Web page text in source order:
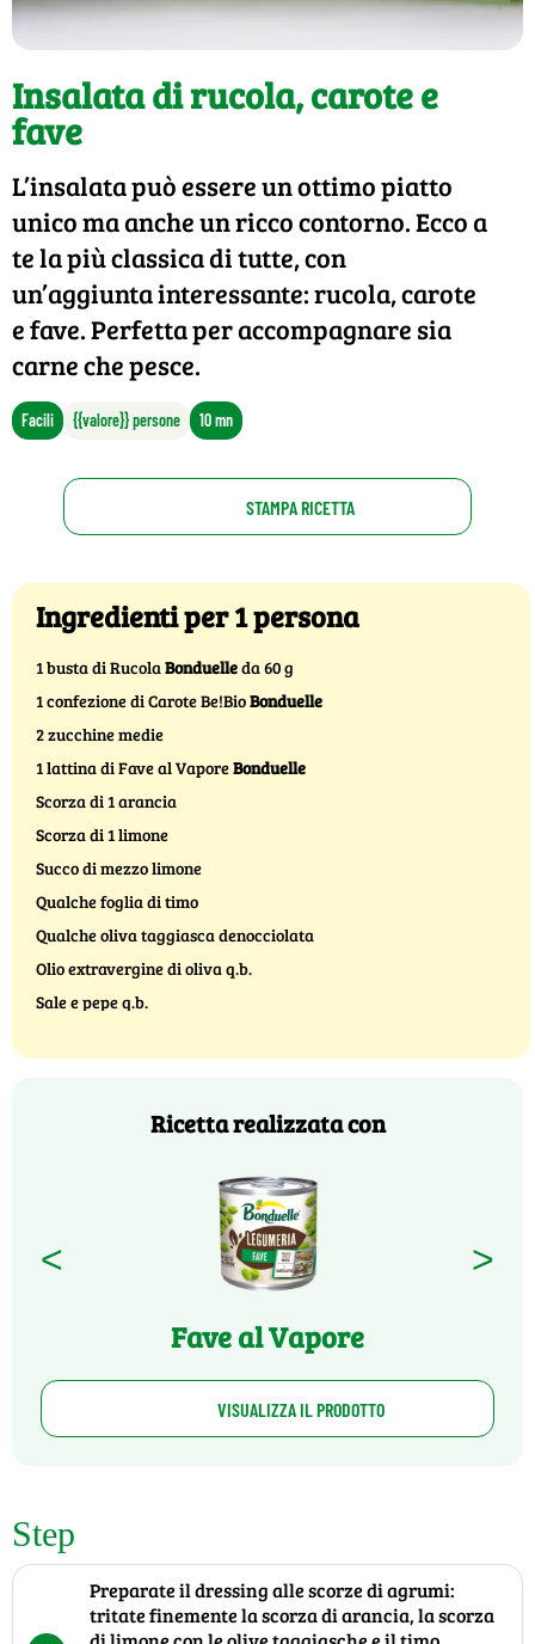
Insalata di rucola, carote e
fave
L’insalata può essere un ottimo piatto
unico ma anche un ricco contorno. Ecco a
te la più classica di tutte, con
un’aggiunta interessante: rucola, carote
e fave. Perfetta per accompagnare sia
carne che pesce.
Facili {{valore}} persone 10 mn
STAMPA RICETTA
Ingredienti per 1 persona
1 busta di RucolaBonduelleda 60 g
1 confezione di Carote Be!BioBonduelle
2 zucchine medie
1 lattina di Fave al VaporeBonduelle
Scorza di 1 arancia
Scorza di 1 limone
Succo di mezzo limone
Qualche foglia di timo
Qualche oliva taggiasca denocciolata
Olio extravergine di oliva q.b.
Sale e pepe q.b.
Ricetta realizzata con
<
Fave al Vapore
>
VISUALIZZA IL PRODOTTO
Step
Preparate il dressing alle scorze di agrumi:
tritate finemente la scorza di arancia, la scorza